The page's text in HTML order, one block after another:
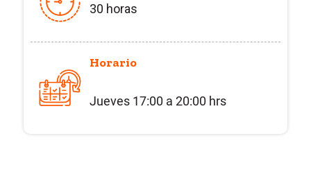
30 horas
Horario
Jueves 17:00 a 20:00 hrs